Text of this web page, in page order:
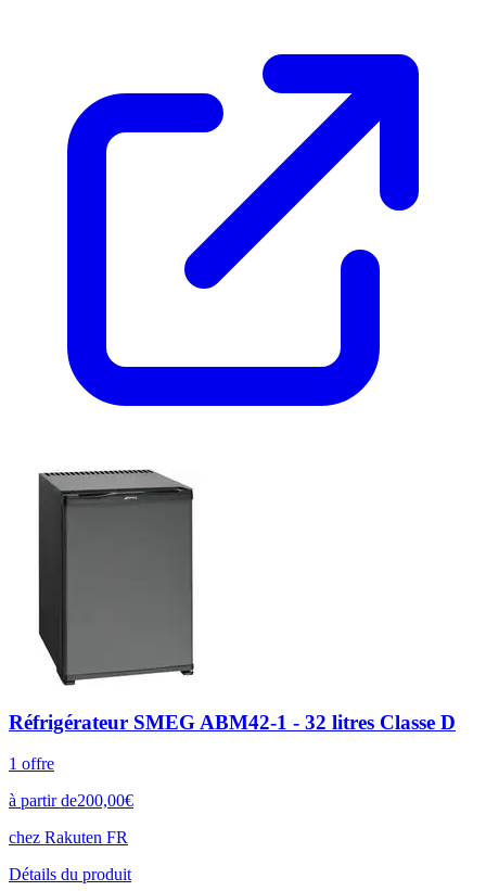
Réfrigérateur SMEG ABM42-1 - 32 litres Classe D
1 offre
à partir de200,00€
chez Rakuten FR
Détails du produit